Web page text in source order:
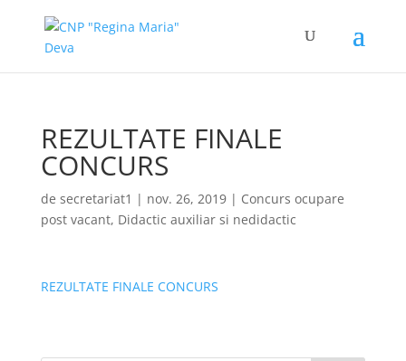
REZULTATE FINALE
CONCURS
de secretariat1 | nov. 26, 2019| Concurs ocupare
post vacant, Didactic auxiliar si nedidactic
REZULTATE FINALE CONCURS